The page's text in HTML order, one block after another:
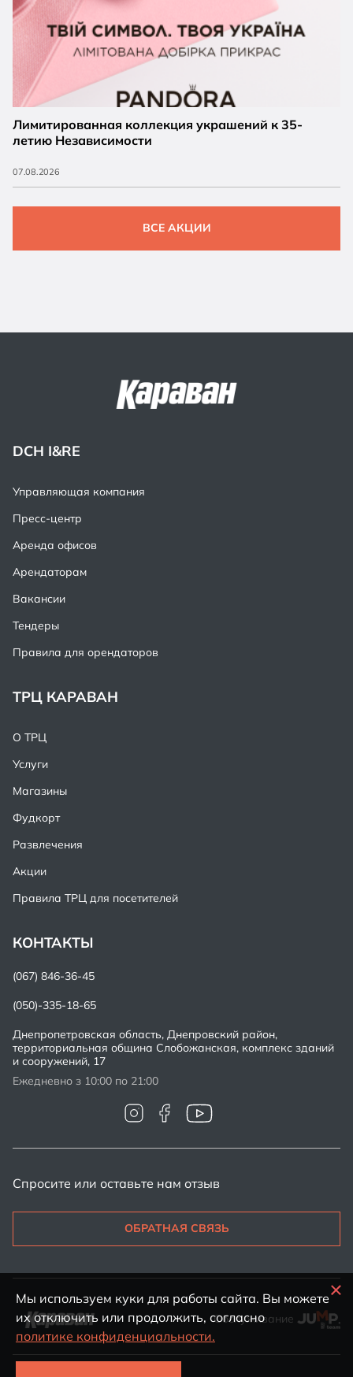
Лимитированная коллекция украшений к 35-
летию Независимости
07.08.2026
ВСЕ АКЦИИ
Спросите или оставьте нам отзыв
ОБРАТНАЯ СВЯЗЬ
DCH I&RE
Управляющая компания
Пресс-центр
Аренда офисов
Арендаторам
Вакансии
Тендеры
Правила для орендаторов
ТРЦ КАРАВАН
О ТРЦ
Услуги
Магазины
Фудкорт
Развлечения
Акции
Правила ТРЦ для посетителей
КОНТАКТЫ
(067) 846-36-45
(050)-335-18-65
Днепропетровская область, Днепровский район,
территориальная община Слобожанская, комплекс зданий
и сооружений, 17
Ежедневно з 10:00 по 21:00
Обслуживание
Мы используем куки для работы сайта. Вы можете
их отключить или продолжить, согласно
политике конфиденциальности.